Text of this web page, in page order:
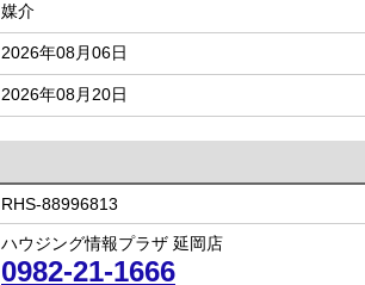
媒介
2026年08月06日
2026年08月20日
RHS-88996813
ハウジング情報プラザ 延岡店
0982-21-1666